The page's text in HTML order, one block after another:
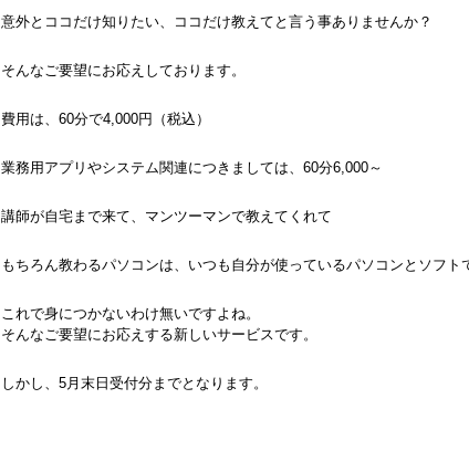
意外とココだけ知りたい、ココだけ教えてと言う事ありませんか？
そんなご要望にお応えしております。
費用は、60分で4,000円（税込）
業務用アプリやシステム関連につきましては、60分6,000～
講師が自宅まで来て、マンツーマンで教えてくれて
もちろん教わるパソコンは、いつも自分が使っているパソコンとソフト
これで身につかないわけ無いですよね。
そんなご要望にお応えする新しいサービスです。
しかし、5月末日受付分までとなります。